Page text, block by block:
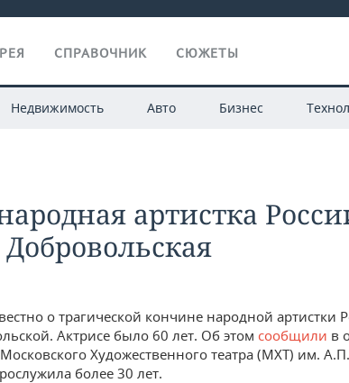
СПРАВОЧНИК СЮЖЕТЫ
Недвижимость Авто Бизнес
артистка
о трагической кончине народной артистки
Актрисе было 60 лет. Об этом сообщили в
Художественного театра (МХТ) им.
более 30 лет.